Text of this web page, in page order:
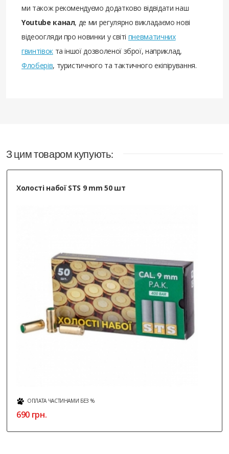
ми також рекомендуємо додатково відвідати наш
Youtube канал, де ми регулярно викладаємо нові
відеоогляди про новинки у світі пневматичних
гвинтівокта іншої дозволеної зброї, наприклад,
Флоберів, туристичного та тактичного екіпірування.
бы взять с магазином - взял бы.
Антон Авдеев, Дергачи
З цим товаром купують:
Холості набої STS 9 mm 50 шт
ОПЛАТА ЧАСТИНАМИ БЕЗ %
690 грн.